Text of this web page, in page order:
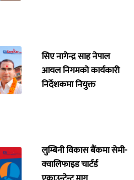
सिए नागेन्द्र साह नेपाल
आयल निगमको कार्यकारी
निर्देशकमा नियुक्त
लुम्बिनी विकास बैंकमा सेमी-
क्वालिफाइड चार्टर्ड